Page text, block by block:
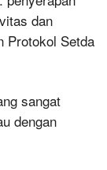
dan
Protokol Setda
sangat
dengan